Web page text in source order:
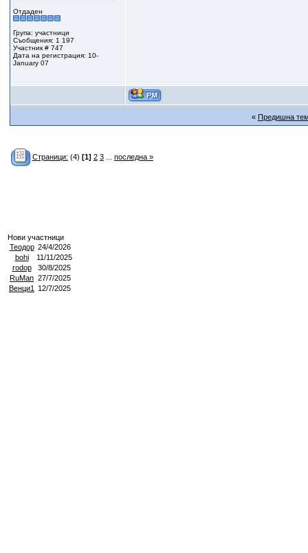
Отдаден
Група: участници
Съобщения: 1 197
Участник # 747
Дата на регистрация: 10-
January 07
« Предишна
Страници: (4) [1] 2 3... последна »
Нови участници
Теодор 24/4/2026
bohi
11/11/2025
rodop
30/8/2025
RuMan 27/7/2025
Венци1
12/7/2025